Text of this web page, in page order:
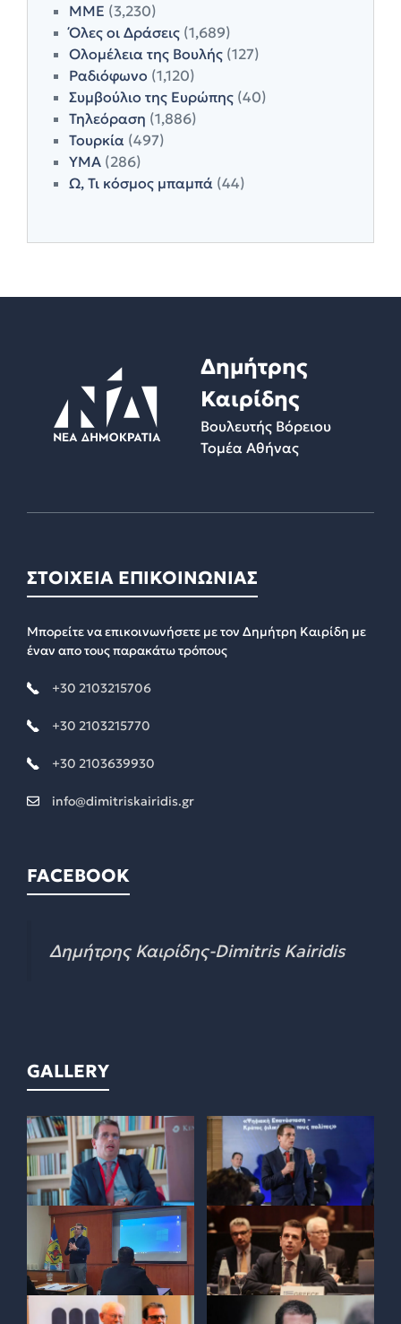
ΜΜΕ (3,230)
Όλες οι Δράσεις (1,689)
Ολομέλεια της Βουλής (127)
Ραδιόφωνο (1,120)
Συμβούλιο της Ευρώπης (40)
Τηλεόραση (1,886)
Τουρκία (497)
ΥΜΑ (286)
Ω, Τι κόσμος μπαμπά (44)
Δημήτρης
Καιρίδης
Βουλευτής Βόρειου
Τομέα Αθήνας
ΣΤΟΙΧΕΙΑ ΕΠΙΚΟΙΝΩΝΙΑΣ
Μπορείτε να επικοινωνήσετε με τον Δημήτρη Καιρίδη με
έναν απο τους παρακάτω τρόπους
+30 2103215706
+30 2103215770
+30 2103639930
info@dimitriskairidis.gr
FACEBOOK
Δημήτρης Καιρίδης-Dimitris Kairidis
GALLERY